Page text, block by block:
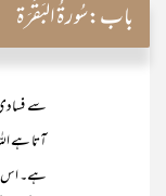
باب:سُورۃُ البَقَرَۃ
سے
آتا ہے
ہے۔ اس